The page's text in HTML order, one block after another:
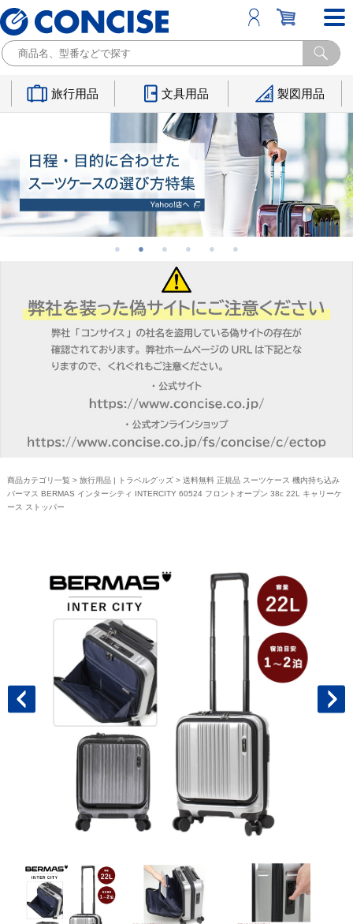
旅行用品 文具用品 製図用品
商品カテゴリ一覧 > 旅行用品 | トラベルグッズ> 送料無料 正規品 スーツケース 機内持ち込み
バーマス BERMAS インターシティ INTERCITY 60524 フロントオープン 38c 22L キャリーケ
ース ストッパー